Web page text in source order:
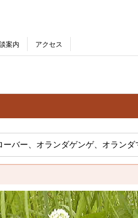
案内 アクセス
バー、オランダゲンゲ、オランダ